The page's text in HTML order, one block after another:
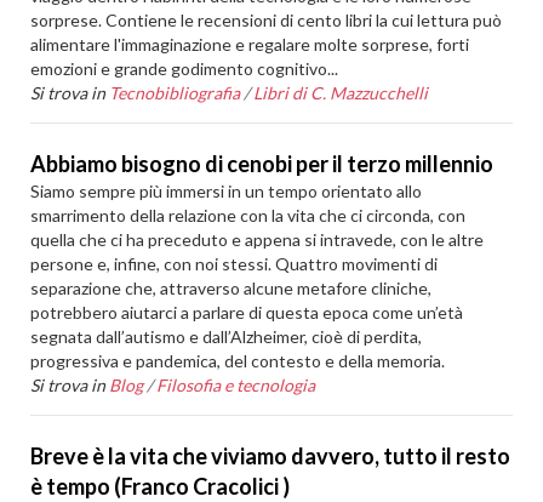
sorprese. Contiene le recensioni di cento libri la cui lettura può
alimentare l'immaginazione e regalare molte sorprese, forti
emozioni e grande godimento cognitivo...
Si trova in Tecnobibliografia /Libri di C. Mazzucchelli
Abbiamo bisogno di cenobi per il terzo millennio
Siamo sempre più immersi in un tempo orientato allo
smarrimento della relazione con la vita che ci circonda, con
quella che ci ha preceduto e appena si intravede, con le altre
persone e, infine, con noi stessi. Quattro movimenti di
separazione che, attraverso alcune metafore cliniche,
potrebbero aiutarci a parlare di questa epoca come un’età
segnata dall’autismo e dall’Alzheimer, cioè di perdita,
progressiva e pandemica, del contesto e della memoria.
Si trova in Blog /Filosofia e tecnologia
Breve è la vita che viviamo davvero, tutto il resto
è tempo (Franco Cracolici )